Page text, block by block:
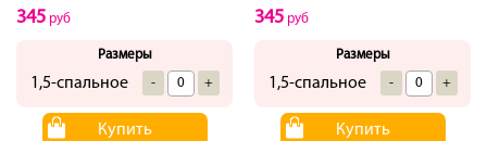
345 руб
Размеры
1,5-спальное - +
Купить
345 руб
Размеры
1,5-спальное - +
Купить